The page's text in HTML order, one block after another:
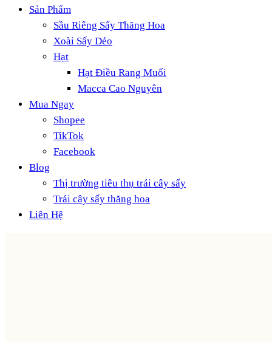
Sản Phẩm
Sầu Riêng Sấy Thăng Hoa
Xoài Sấy Dẻo
Hạt
Hạt Điều Rang Muối
Macca Cao Nguyên
Mua Ngay
Shopee
TikTok
Facebook
Blog
Thị trường tiêu thụ trái cây sấy
Trái cây sấy thăng hoa
Liên Hệ